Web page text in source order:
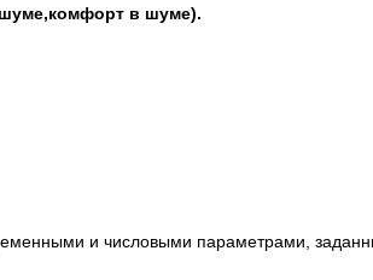
шуме,комфорт в шуме).
и числовыми параметрами,